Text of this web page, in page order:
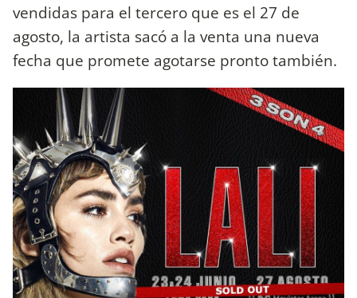
vendidas para el tercero que es el 27 de
agosto, la artista sacó a la venta una nueva
fecha que promete agotarse pronto también.